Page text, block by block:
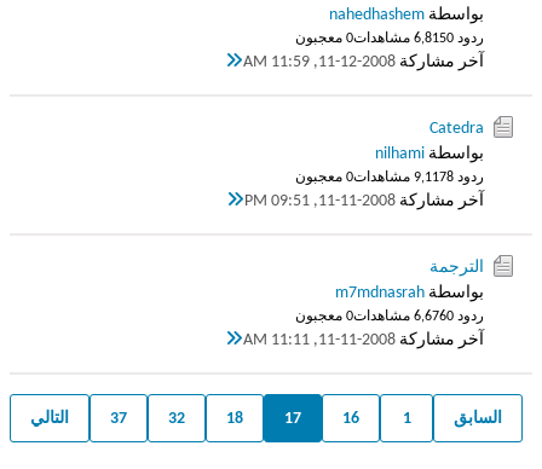
بواسطة nahedhashem
ردود 0 6,815 مشاهدات 0 معجبون
آخر مشاركة 11-12-2008, 11:59 AM
Catedra
بواسطة nilhami
ردود 8 9,117 مشاهدات 0 معجبون
آخر مشاركة 11-11-2008, 09:51 PM
الترجمة
بواسطة m7mdnasrah
ردود 0 6,676 مشاهدات 0 معجبون
آخر مشاركة 11-11-2008, 11:11 AM
السابق 1
16
17
18
32
37 التالي